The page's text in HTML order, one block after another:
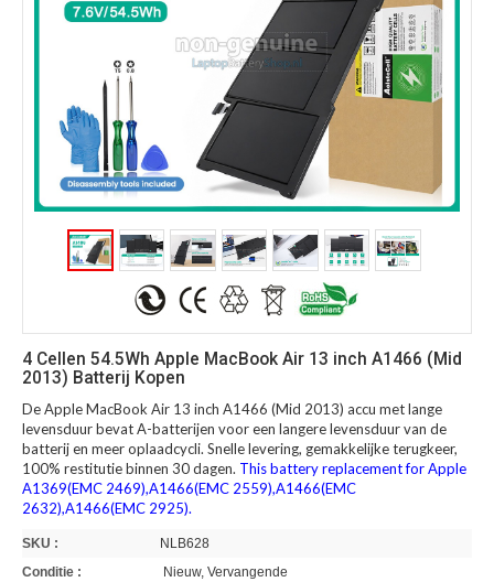
4 Cellen 54.5Wh Apple MacBook Air 13 inch A1466 (Mid
2013) Batterij Kopen
De Apple MacBook Air 13 inch A1466 (Mid 2013) accu met lange
levensduur bevat A-batterijen voor een langere levensduur van de
batterij en meer oplaadcycli. Snelle levering, gemakkelijke terugkeer,
100% restitutie binnen 30 dagen. This battery replacement for Apple
A1369(EMC 2469),A1466(EMC 2559),A1466(EMC
2632),A1466(EMC 2925).
SKU :
NLB628
Conditie :
Nieuw, Vervangende